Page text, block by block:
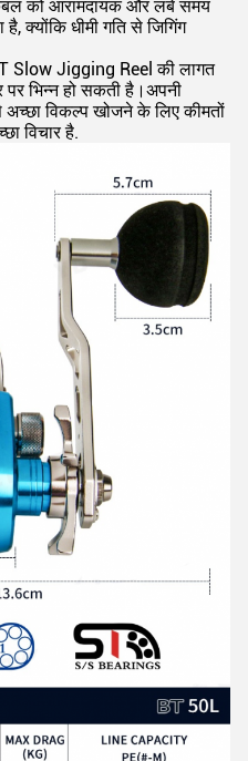
को आरामदायक और लंबे समय
क्योंकि धीमी गति से जिगिंग
Slow Jigging Reel की लागत
भिन्न हो सकती है।अपनी
विकल्प खोजने के लिए कीमतों
विचार है.